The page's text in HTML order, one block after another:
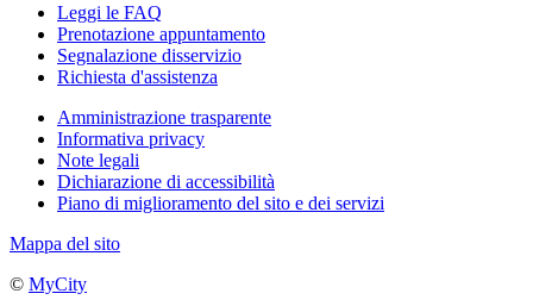
Leggi le FAQ
Prenotazione appuntamento
Segnalazione disservizio
Richiesta d'assistenza
Amministrazione trasparente
Informativa privacy
Note legali
Dichiarazione di accessibilità
Piano di miglioramento del sito e dei servizi
Mappa del sito
© MyCity